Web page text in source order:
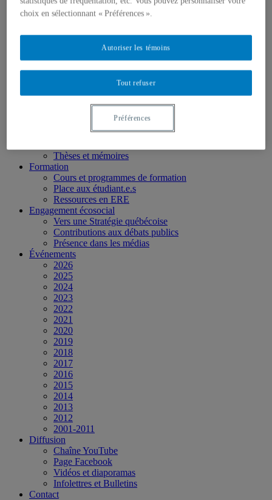
Partenaires
Personnel
Axes de recherche
1) Écocitoyenneté et justice
3) Art et créativité
4) Formation initiale et continue
Publications des membres
Thèses et mémoires
Formation
Cours et programmes de formation
Place aux étudiant.e.s
Ressources en ERE
Engagement écosocial
Vers une Stratégie québécoise
Contributions aux débats publics
Présence dans les médias
Événements
2026
2025
2024
2023
2022
2021
2020
2019
2018
2017
2016
2015
2014
2013
2012
2001-2011
Diffusion
Chaîne YouTube
Page Facebook
Vidéos et diaporamas
Infolettres et Bulletins
Contact
choix en sélectionnant « Préférences ».
Tout refuser
Autoriser les témoins
Préférences